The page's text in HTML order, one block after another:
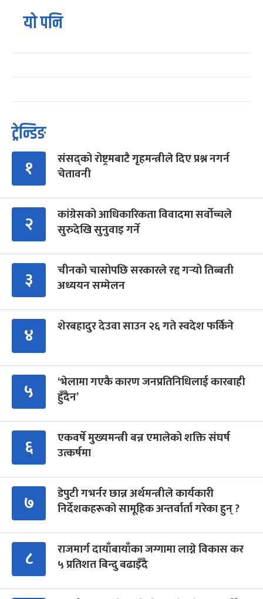
यो पनि
ट्रेन्डिङ
१
संसद्को रोष्ट्रमबाटै गृहमन्त्रीले दिए प्रश्न नगर्न
चेतावनी
२
कांग्रेसको आधिकारिकता विवादमा सर्वोच्चले
सुरुदेखि सुनुवाइ गर्ने
३
चीनको चासोपछि सरकारले रद्द गर्‍यो तिब्बती
अध्ययन सम्मेलन
४ शेरबहादुर देउवा साउन २६ गते स्वदेश फर्किने
५
‘भेलामा गएकै कारण जनप्रतिनिधिलाई कारबाही
हुँदैन’
६
एकवर्षे मुख्यमन्त्री बन्न एमालेको शक्ति संघर्ष
उत्कर्षमा
७
डेपुटी गभर्नर छान्न अर्थमन्त्रीले कार्यकारी
निर्देशकहरूको सामूहिक अन्तर्वार्ता गरेका हुन् ?
८
राजमार्ग दायाँबायाँका जग्गामा लाग्ने विकास कर
५ प्रतिशत बिन्दु बढाइँदै